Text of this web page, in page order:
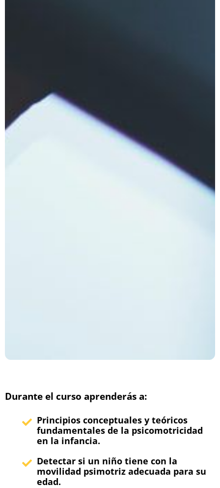
Durante el curso aprenderás a:
Principios conceptuales y teóricos
fundamentales de la psicomotricidad
en la infancia.
Detectar si un niño tiene con la
movilidad psimotriz adecuada para su
edad.